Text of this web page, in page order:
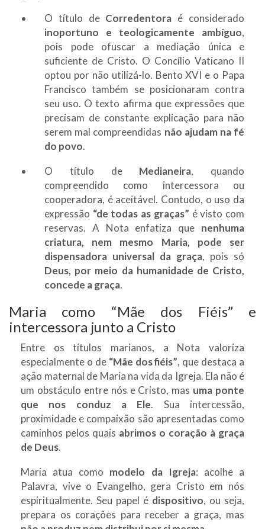
O título de Corredentora é considerado
inoportuno e teologicamente ambíguo,
pois pode ofuscar a mediação única e
suficiente de Cristo. O Concílio Vaticano II
optou por não utilizá-lo. Bento XVI e o Papa
Francisco também se posicionaram contra
seu uso. O texto afirma que expressões que
precisam de constante explicação para não
serem mal compreendidas não ajudam na fé
do povo.
O título de Medianeira, quando
compreendido como intercessora ou
cooperadora, é aceitável. Contudo, o uso da
expressão “de todas as graças” é visto com
reservas. A Nota enfatiza que nenhuma
criatura, nem mesmo Maria, pode ser
dispensadora universal da graça, pois só
Deus, por meio da humanidade de Cristo,
concede a graça.
Maria como “Mãe dos Fiéis” e
intercessora junto a Cristo
Entre os títulos marianos, a Nota valoriza
especialmente o de “Mãe dos fiéis”, que destaca a
ação maternal de Maria na vida da Igreja. Ela não é
um obstáculo entre nós e Cristo, mas uma ponte
que nos conduz a Ele. Sua intercessão,
proximidade e compaixão são apresentadas como
caminhos pelos quais abrimos o coração à graça
de Deus.
Maria atua como modelo da Igreja: acolhe a
Palavra, vive o Evangelho, gera Cristo em nós
espiritualmente. Seu papel é dispositivo, ou seja,
prepara os corações para receber a graça, mas